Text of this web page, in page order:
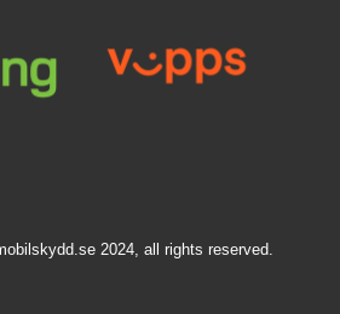
2024, all rights reserved.